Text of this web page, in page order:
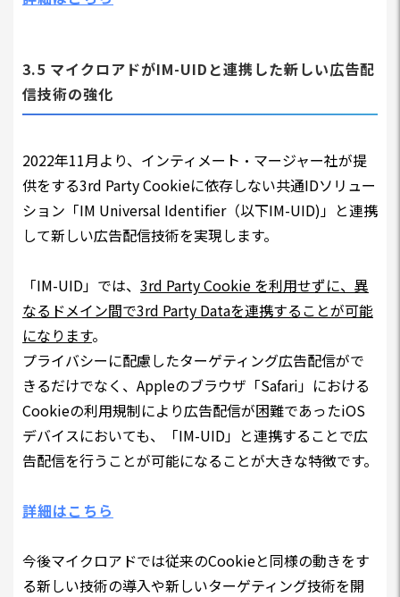
3.5 マイクロアドがIM-UIDと連携した新しい広告配
信技術の強化
2022年11月より、インティメート・マージャー社が提
供をする3rd Party Cookieに依存しない共通IDソリュー
ション「IM Universal Identifier（以下IM-UID)」と連携
して新しい広告配信技術を実現します。
「IM-UID」では、 3rd Party Cookie を利用せずに、異
なるドメイン間で3rd Party Dataを連携することが可能
になります。
プライバシーに配慮したターゲティング広告配信がで
きるだけでなく、Appleのブラウザ「Safari」における
Cookieの利用規制により広告配信が困難であったiOS
デバイスにおいても、「IM-UID」と連携することで広
告配信を行うことが可能になることが大きな特徴です。
詳細はこちら
今後マイクロアドでは従来のCookieと同様の動きをす
る新しい技術の導入や新しいターゲティング技術を開